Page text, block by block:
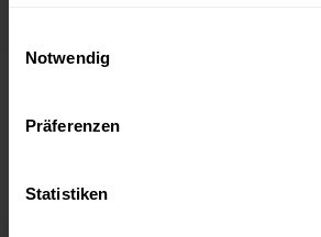
Notwendig
Präferenzen
Statistiken
Weiterlesen...